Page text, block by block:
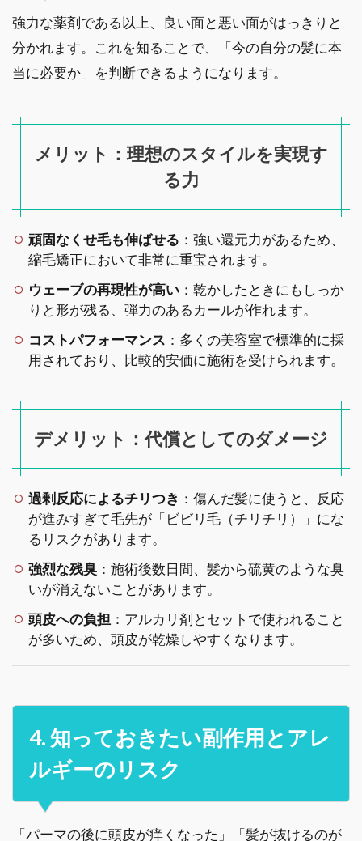
強力な薬剤である以上、良い面と悪い面がはっきりと
分かれます。これを知ることで、「今の自分の髪に本
当に必要か」を判断できるようになります。
メリット：理想のスタイルを実現す
る力
頑固なくせ毛も伸ばせる ：強い還元力があるため、
縮毛矯正において非常に重宝されます。
ウェーブの再現性が高い ：乾かしたときにもしっか
りと形が残る、弾力のあるカールが作れます。
コストパフォーマンス ：多くの美容室で標準的に採
用されており、比較的安価に施術を受けられます。
デメリット：代償としてのダメージ
過剰反応によるチリつき ：傷んだ髪に使うと、反応
が進みすぎて毛先が「ビビリ毛（チリチリ）」にな
るリスクがあります。
強烈な残臭 ：施術後数日間、髪から硫黄のような臭
いが消えないことがあります。
頭皮への負担 ：アルカリ剤とセットで使われること
が多いため、頭皮が乾燥しやすくなります。
4. 知っておきたい副作用とアレ
ルギーのリスク
「パーマの後に頭皮が痒くなった」「髪が抜けるのが